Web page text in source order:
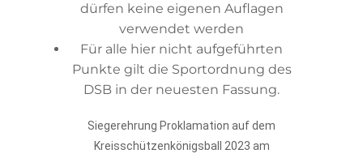
dürfen keine eigenen Auflagen
verwendet werden
Für alle hier nicht aufgeführten
Punkte gilt die Sportordnung des
DSB in der neuesten Fassung.
Siegerehrung Proklamation auf dem
Kreisschützenkönigsball 2023 am